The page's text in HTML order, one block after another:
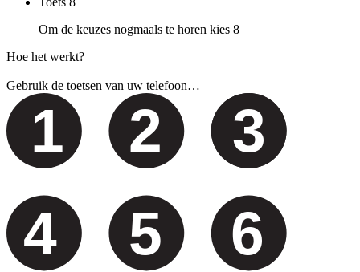
Om de keuzes nogmaals te horen kies 8
Hoe het werkt?
Gebruik de toetsen van uw telefoon…
1 2 3
4 5
6